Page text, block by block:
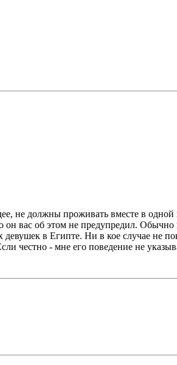
не должны проживать вместе в
он вас об этом не предупредил.
в Египте. Ни в кое случае не
честно - мне его поведение не